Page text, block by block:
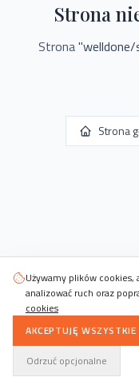
Strona
Strona"
Strona
Używamy plików cookies,
analizować ruch oraz
cookies
AKCEPTUJĘ WSZYSTKIE
Odrzuć opcjonalne